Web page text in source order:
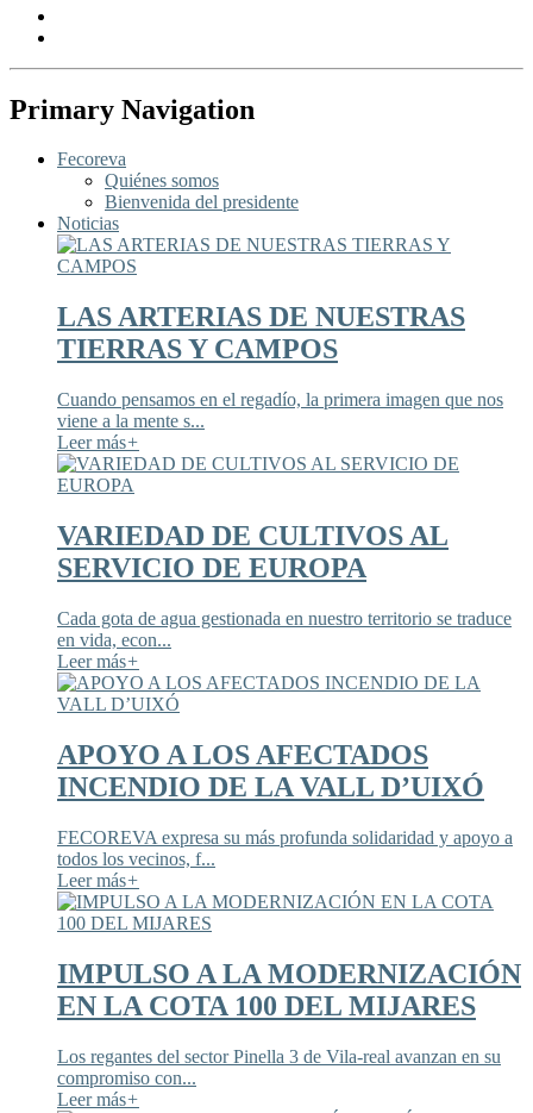
Primary Navigation
Fecoreva
Quiénes somos
Bienvenida del presidente
Noticias
LAS ARTERIAS DE NUESTRAS
TIERRAS Y CAMPOS
Cuando pensamos en el regadío, la primera imagen que nos
viene a la mente s...
Leer más+
VARIEDAD DE CULTIVOS AL
SERVICIO DE EUROPA
Cada gota de agua gestionada en nuestro territorio se traduce
en vida, econ...
Leer más+
APOYO A LOS AFECTADOS
INCENDIO DE LA VALL D’UIXÓ
FECOREVA expresa su más profunda solidaridad y apoyo a
todos los vecinos, f...
Leer más+
IMPULSO A LA MODERNIZACIÓN
EN LA COTA 100 DEL MIJARES
Los regantes del sector Pinella 3 de Vila-real avanzan en su
compromiso con...
Leer más+